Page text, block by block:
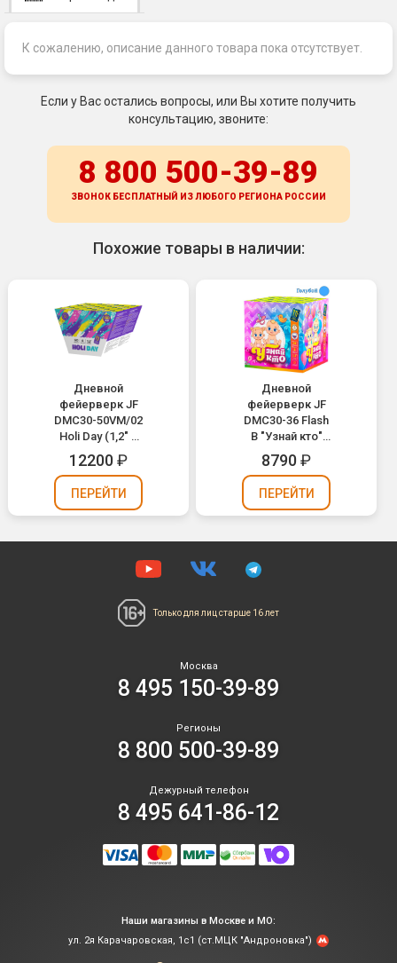
К сожалению, описание данного товара пока отсутствует.
Если у Вас остались вопросы, или Вы хотите получить
консультацию, звоните:
8 800 500-39-89
ЗВОНОК БЕСПЛАТНЫЙ ИЗ ЛЮБОГО РЕГИОНА РОССИИ
Похожие товары в наличии:
Дневной
фейерверк JF
DMC30-50VM/02
Holi Day (1,2" х
50)
12200₽
ПЕРЕЙТИ
Дневной
фейерверк JF
DMC30-36 Flash
B "Узнай кто"
(мальчик,
голубой дым)
(1,2" х 36)
8790₽
ПЕРЕЙТИ
Только для лиц старше 16 лет
Москва
8 495 150-39-89
Регионы
8 800 500-39-89
Дежурный телефон
8 495 641-86-12
Наши магазины в Москве и МО:
ул. 2я Карачаровская, 1с1 (ст.МЦК "Андроновка")